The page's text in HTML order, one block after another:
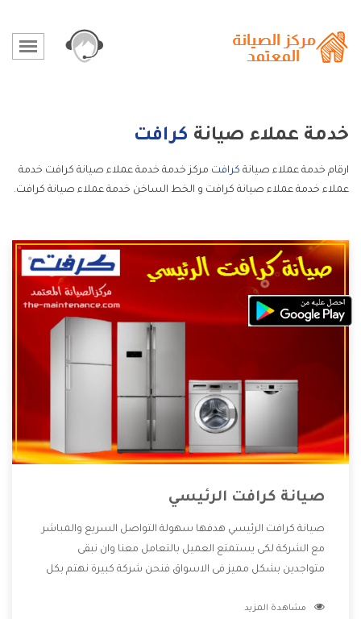
خدمة عملاء صيانة كرافت
ارقام خدمة عملاء صيانة كرافت مركز خدمة خدمة عملاء صيانة كرافت خدمة
عملاء خدمة عملاء صيانة كرافت و الخط الساخن خدمة عملاء صيانة كرافت.
صيانة كرافت الرئيسي
صيانة كرافت الرئيسي هدفها سهولة التواصل السريع والمباشر
مع الشركة لكى يستمتع العميل بالتعامل معنا وان نبقى
متواجدين بشكل مميز فى الاسواق فنحن شركة كبيرة نهتم بكل
الشركة بها والتى تكون منها خدمة الصيانة التى تكون من أهم
مشاهدة المزيد